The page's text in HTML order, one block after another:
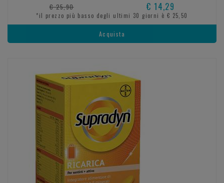
€ 25,90 € 14,29
*il prezzo più basso degli ultimi 30 giorni è € 25,50
Acquista